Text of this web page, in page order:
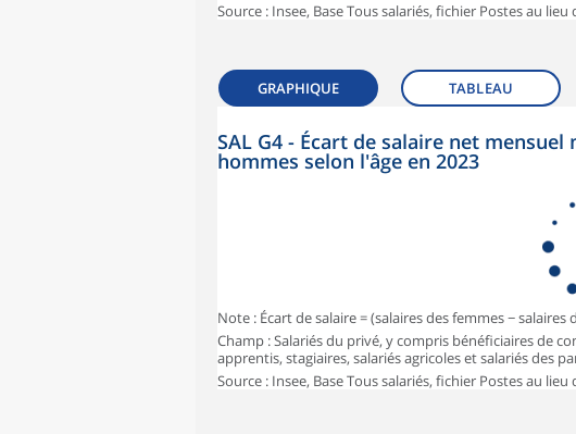
Source : Insee, Base Tous salariés, fichier Postes au
GRAPHIQUE TABLEAU
SAL G4 - Écart de salaire net
hommes selon l'âge en 2023
Note : Écart de salaire = (salaires des femmes −
Champ : Salariés du privé, y compris bénéficiaires de
apprentis, stagiaires, salariés agricoles et salariés des
Source : Insee, Base Tous salariés, fichier Postes au